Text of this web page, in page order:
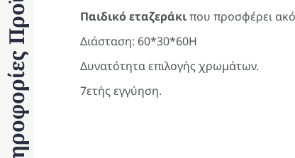
Παιδικό εταζεράκιπου προσφέρει
Διάσταση: 60*30*60Η
Δυνατότητα επιλογής χρωμάτων.
7ετής εγγύηση.